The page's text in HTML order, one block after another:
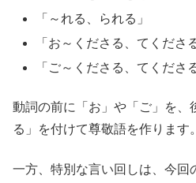
「～れる、られる」
「お～くださる、てくださ
「ご～くださる、てくださ
動詞の前に「お」や「ご」を、
る」を付けて尊敬語を作ります。
一方、特別な言い回しは、今回